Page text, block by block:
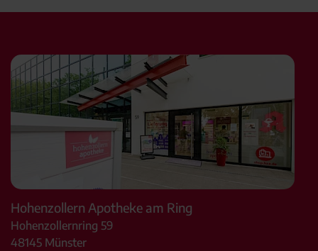
Hohenzollern Apotheke am Ring
Hohenzollernring 59
48145 Münster